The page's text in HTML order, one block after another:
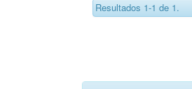
Resultados 1-1 de 1.